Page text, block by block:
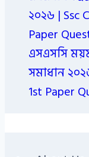
২০২৬ | Ssc
Paper
এসএসসি
সমাধান
1st Paper